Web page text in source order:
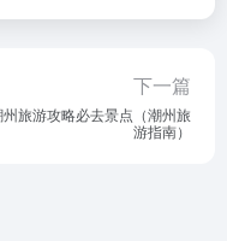
下一篇
州旅游攻略必去景点（潮州旅
游指南）